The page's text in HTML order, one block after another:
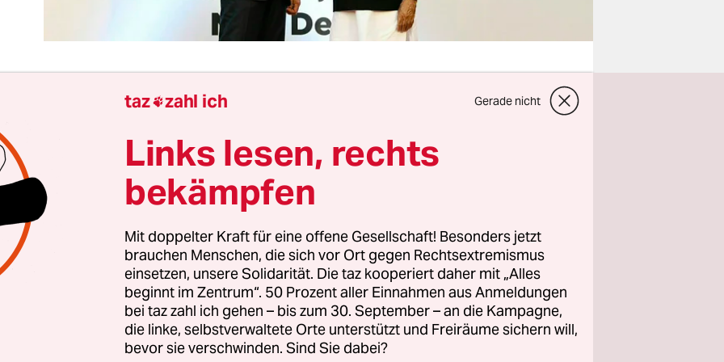
Treffen der G20-Außenminister:innen in
dominierte ein Thema: der russische Angriffskrieg.
hatten sich gebildet und nahmen überhand. Dabei
Vorsitzland Indien als Motto für seine Präsidentschaft
eine Familie, eine Zukunft“ ausgesucht. Auf den Treffen soll
für die drängendsten Probleme der Welt beraten
mit dem brutalen russischen Angriffskrieg in der
ein weiteres zentrales Thema zu kurz kommen: der
Dabei müsste gerade der eher vereinen als spalten.
trifft den Globalen Süden besonders hart, was die
taz zahl ich Gerade nicht
Links lesen, rechts
bekämpfen
Mit doppelter Kraft für eine offene Gesellschaft! Besonders jetzt
brauchen Menschen, die sich vor Ort gegen Rechtsextremismus
einsetzen, unsere Solidarität. Die taz kooperiert daher mit „Alles
beginnt im Zentrum“. 50 Prozent aller Einnahmen aus Anmeldungen
bei taz zahl ich gehen – bis zum 30. September – an die Kampagne,
die linke, selbstverwaltete Orte unterstützt und Freiräume sichern will,
bevor sie verschwinden. Sind Sie dabei?